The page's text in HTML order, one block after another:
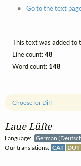
Laue Lüfte
Language:
German
Our translations: CAT DUT
Choose for Diff
Go to the text
This text was added to
Line count:48
Word count: 148